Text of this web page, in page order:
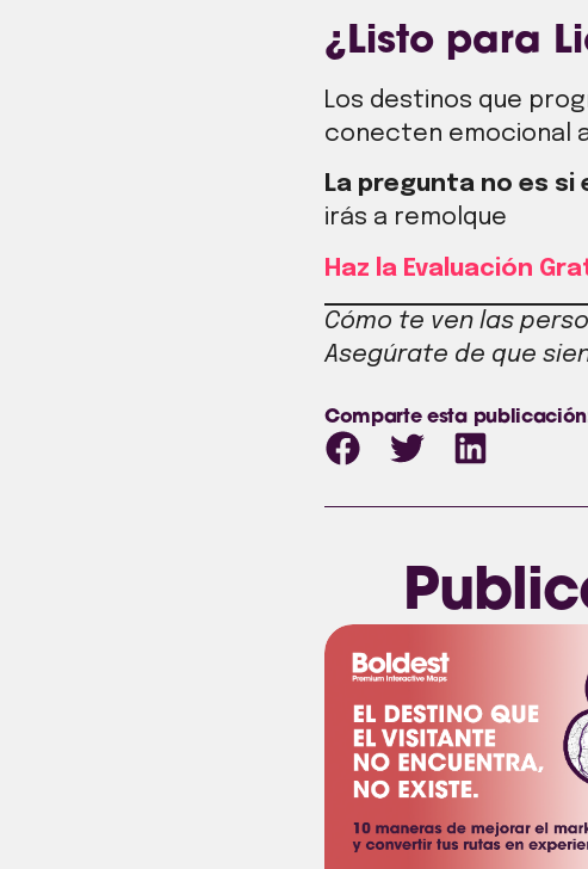
¿Listo para
Los destinos que
conecten emocional
La pregunta no es si
irás a remolque
Haz la Evaluación
Cómo te ven las
Asegúrate de que
Comparte esta